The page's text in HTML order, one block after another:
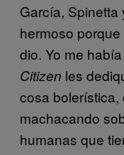
García, Spinetta
hermoso
dio. Yo me
Citizen les
cosa bolerística,
machacando
humanas que